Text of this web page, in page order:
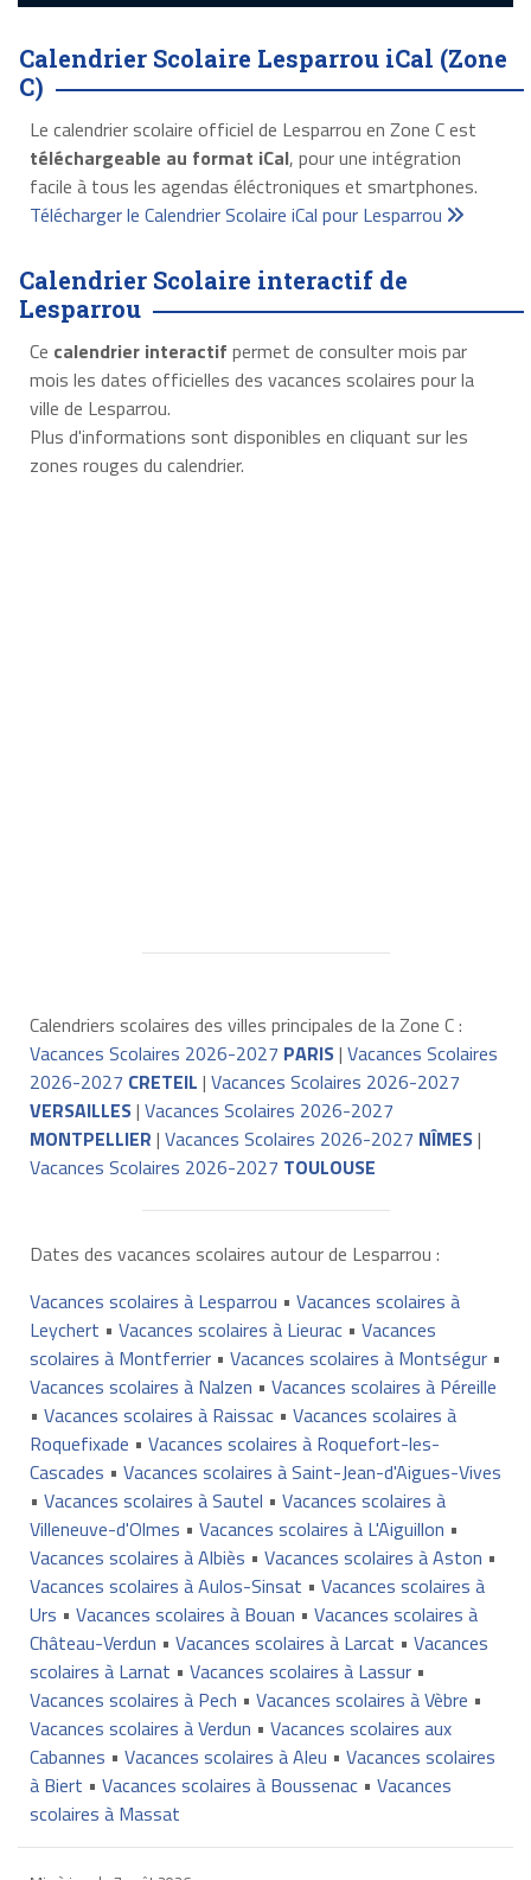
Calendrier Scolaire Lesparrou iCal (Zone
C)
Le calendrier scolaire officiel de Lesparrou en Zone C est
téléchargeable au format iCal, pour une intégration
facile à tous les agendas éléctroniques et smartphones.
Télécharger le Calendrier Scolaire iCal pour Lesparrou
Calendrier Scolaire interactif de
Lesparrou
Ce calendrier interactif permet de consulter mois par
mois les dates officielles des vacances scolaires pour la
ville de Lesparrou.
Plus d'informations sont disponibles en cliquant sur les
zones rouges du calendrier.
Calendriers scolaires des villes principales de la Zone C :
Vacances Scolaires 2026-2027 PARIS| Vacances Scolaires
2026-2027 CRETEIL | Vacances Scolaires 2026-2027
VERSAILLES| Vacances Scolaires 2026-2027
MONTPELLIER | Vacances Scolaires 2026-2027 NÎMES|
Vacances Scolaires 2026-2027 TOULOUSE
Dates des vacances scolaires autour de Lesparrou :
Vacances scolaires à Lesparrou • Vacances scolaires à
Leychert • Vacances scolaires à Lieurac• Vacances
scolaires à Montferrier• Vacances scolaires à Montségur•
Vacances scolaires à Nalzen • Vacances scolaires à Péreille
• Vacances scolaires à Raissac• Vacances scolaires à
Roquefixade • Vacances scolaires à Roquefort-les-
Cascades • Vacances scolaires à Saint-Jean-d'Aigues-Vives
• Vacances scolaires à Sautel • Vacances scolaires à
Villeneuve-d'Olmes • Vacances scolaires à L'Aiguillon •
Vacances scolaires à Albiès • Vacances scolaires à Aston •
Vacances scolaires à Aulos-Sinsat • Vacances scolaires à
Urs • Vacances scolaires à Bouan • Vacances scolaires à
Château-Verdun • Vacances scolaires à Larcat • Vacances
scolaires à Larnat • Vacances scolaires à Lassur•
Vacances scolaires à Pech • Vacances scolaires à Vèbre •
Vacances scolaires à Verdun • Vacances scolaires aux
Cabannes • Vacances scolaires à Aleu • Vacances scolaires
à Biert • Vacances scolaires à Boussenac• Vacances
scolaires à Massat